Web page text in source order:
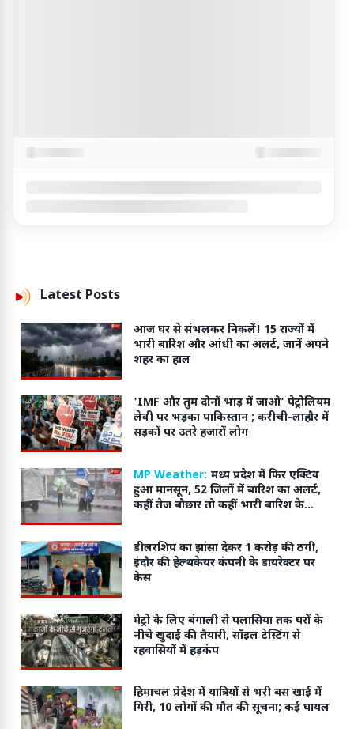
Latest Posts
आज घर से संभलकर निकलें! 15 राज्यों में
भारी बारिश और आंधी का अलर्ट, जानें अपने
शहर का हाल
'IMF और तुम दोनों भाड़ में जाओ' पेट्रोलियम
लेवी पर भड़का पाकिस्तान ; करीची-लाहौर में
सड़कों पर उतरे हजारों लोग
MP Weather: मध्य प्रदेश में फिर एक्टिव
हुआ मानसून, 52 जिलों में बारिश का अलर्ट,
कहीं तेज बौछार तो कहीं भारी बारिश के
डीलरशिप का झांसा देकर 1 करोड़ की ठगी,
इंदौर की हेल्थकेयर कंपनी के डायरेक्टर पर
केस
मेट्रो के लिए बंगाली से पलासिया तक घरों के
नीचे खुदाई की तैयारी, सॉइल टेस्टिंग से
रहवासियों में हड़कंप
हिमाचल प्रेदेश में यात्रियों से भरी बस खाई में
गिरी, 10 लोगों की मौत की सूचना; कई घायल